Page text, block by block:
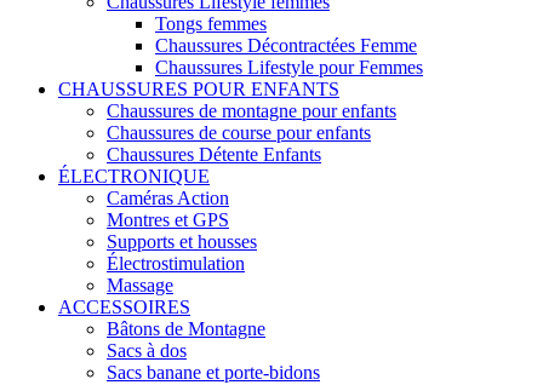
Tongs femmes
Chaussures Décontractées Femme
Chaussures Lifestyle pour Femmes
CHAUSSURES POUR ENFANTS
Chaussures de montagne pour enfants
Chaussures de course pour enfants
Chaussures Détente Enfants
ÉLECTRONIQUE
Caméras Action
Montres et GPS
Supports et housses
Électrostimulation
Massage
ACCESSOIRES
Bâtons de Montagne
Sacs à dos
Sacs banane et porte-bidons